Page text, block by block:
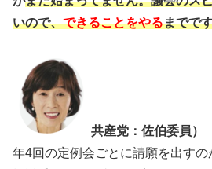
いので、できることをやるまでで
共産党：佐伯委員）
年4回の定例会ごとに請願を出す